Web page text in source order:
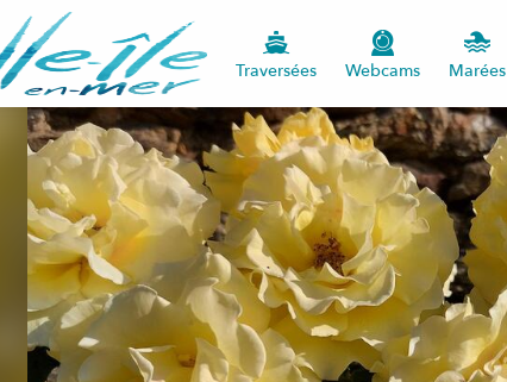
Traversées Webcams Marées